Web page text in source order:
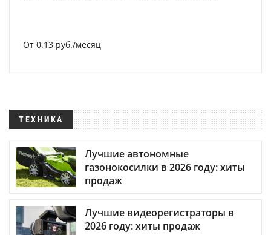
От 0.13 руб./месяц
ТЕХНИКА
Лучшие автономные
газонокосилки в 2026 году: хиты
продаж
Лучшие видеорегистраторы в
2026 году: хиты продаж